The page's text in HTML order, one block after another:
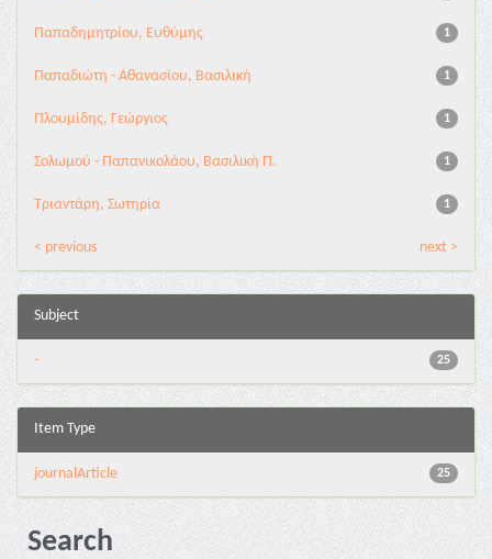
1
Παπαδημητρίου, Ευθύμης
1
Παπαδιώτη - Αθανασίου, Βασιλική
1
Πλουμίδης, Γεώργιος
1
Σολωμού - Παπανικολάου, Βασιλική Π.
1
Τριαντάρη, Σωτηρία
< previous next >
Subject
25
-
Item Type
25
journalArticle
Search